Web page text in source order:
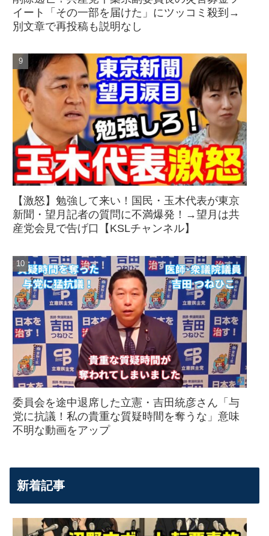
イート「その一部を届けた」にツッコミ殺到→
別文章で再投稿も説明なし
【激怒】勉強して来い！国民・玉木代表が東京
新聞・望月記者の質問に不満爆発！→望月は共
産党会見で告げ口【KSLチャンネル】
委員会を途中退席した立憲・吉田統彦さん「与
党に抗議！私の貴重な質疑時間を奪うな」意味
不明な動画をアップ
新着記事